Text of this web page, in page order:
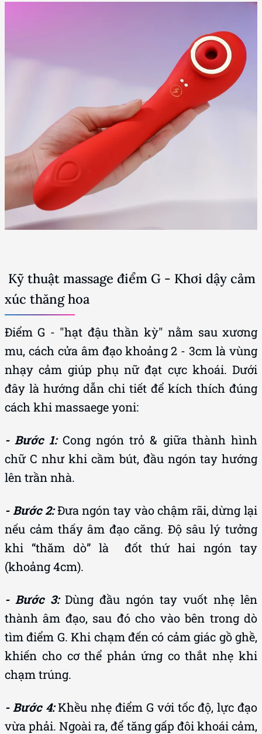
Kỹ thuật massage điểm G - Khơi dậy cảm
xúc thăng hoa
Điểm G - "hạt đậu thần kỳ" nằm sau xương
mu, cách cửa âm đạo khoảng 2 - 3cm là vùng
nhạy cảm giúp phụ nữ đạt cực khoái. Dưới
đây là hướng dẫn chi tiết để kích thích đúng
cách khi massaege yoni:
- Bước 1:Cong ngón trỏ & giữa thành hình
chữ C như khi cầm bút, đầu ngón tay hướng
lên trần nhà.
- Bước 2:Đưa ngón tay vào chậm rãi, dừng lại
nếu cảm thấy âm đạo căng. Độ sâu lý tưởng
khi “thăm dò” là đốt thứ hai ngón tay
(khoảng 4cm).
- Bước 3: Dùng đầu ngón tay vuốt nhẹ lên
thành âm đạo, sau đó cho vào bên trong dò
tìm điểm G. Khi chạm đến có cảm giác gồ ghề,
khiến cho cơ thể phản ứng co thắt nhẹ khi
chạm trúng.
- Bước 4:Khều nhẹ điểm G với tốc độ, lực đạo
vừa phải. Ngoài ra, để tăng gấp đôi khoái cảm,